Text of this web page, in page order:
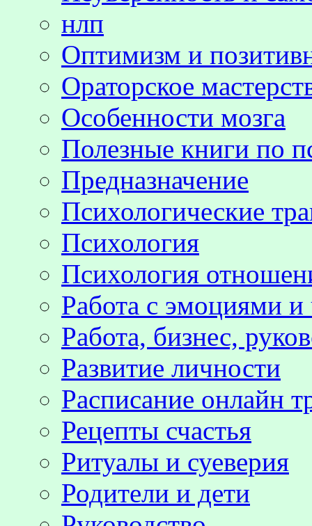
нлп
Оптимизм и
Ораторское
Особенности мозга
Полезные книги по
Предназначение
Психологические
Психология
Психология
Работа с эмоциями и
Работа, бизнес,
Развитие личности
Расписание онлайн
Рецепты счастья
Ритуалы и суеверия
Родители и дети